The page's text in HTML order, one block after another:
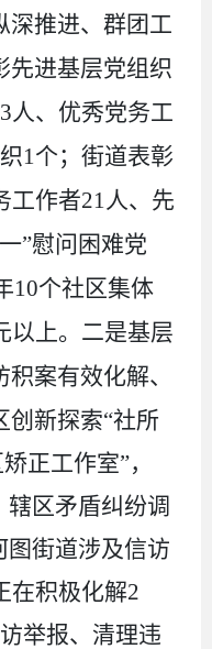
深推进、群团工
先进基层党组织
3 人、优秀党务工
1 个；街道表彰
工作者21 人、先
”慰问困难党
10个社区集体
以上。二是基层
案有效化解、
创新探索“社所
正工作室”，
辖区矛盾纠纷调
图街道涉及信访
在积极化解2
举报、清理违